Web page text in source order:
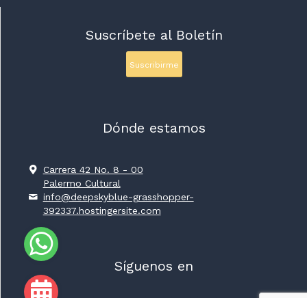
Suscríbete al Boletín
Suscribirme
Dónde estamos
Carrera 42 No. 8 - 00
Palermo Cultural
info@deepskyblue-grasshopper-
392337.hostingersite.com
Síguenos en